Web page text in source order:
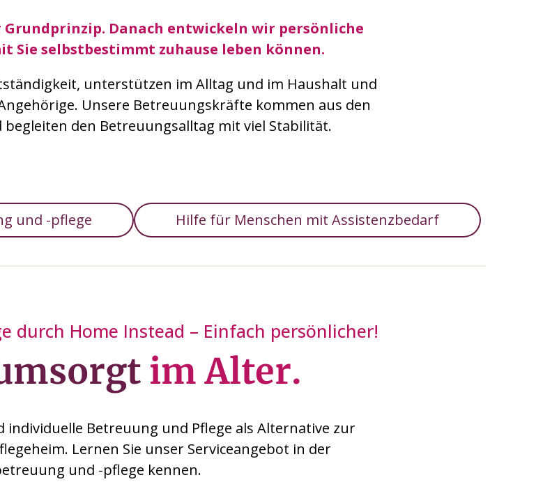
Grundprinzip. Danach entwickeln wir persönliche
Sie selbstbestimmt zuhause leben können.
unterstützen im Alltag und im Haushalt und
Unsere Betreuungskräfte kommen aus den
begleiten den Betreuungsalltag mit viel Stabilität.
und -pflege Hilfe für Menschen mit Assistenzbedarf
durch Home Instead – Einfach persönlicher!
im Alter.
Betreuung und Pflege als Alternative zur
Lernen Sie unser Serviceangebot in der
und -pflege kennen.